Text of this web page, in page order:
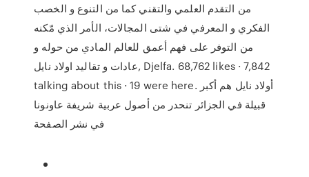
من التقدم العلمي والتقني كما من التنوع و الخصب
الفكري و المعرفي في شتى المجالات، الأمر الذي مّكنه
من التوفر على فهم أعمق للعالم المادي من حوله و
talking about this · 19 were here. ‎أولاد نايل هم أكبر
قبيلة في الجزائر تنحدر من أصول عربية شريفة عاونونا